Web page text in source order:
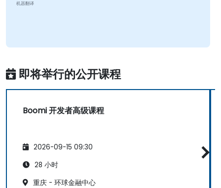
机器翻译
即将举行的公开课程
Boomi 开发者高级课程
2026-09-15 09:30
28 小时
重庆 - 环球金融中心